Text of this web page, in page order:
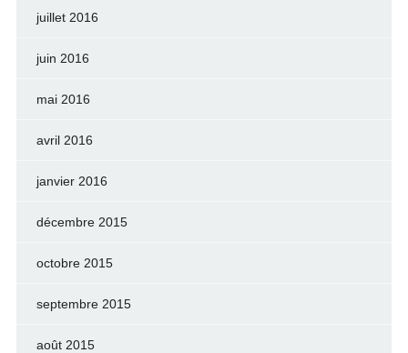
juillet 2016
juin 2016
mai 2016
avril 2016
janvier 2016
décembre 2015
octobre 2015
septembre 2015
août 2015